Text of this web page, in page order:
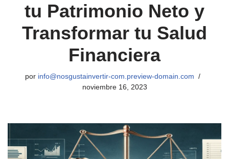
tu Patrimonio Neto y
Transformar tu Salud
Financiera
por info@nosgustainvertir-com.preview-domain.com
noviembre 16, 2023